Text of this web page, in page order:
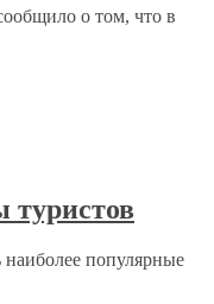
о том, что в
наиболее популярные